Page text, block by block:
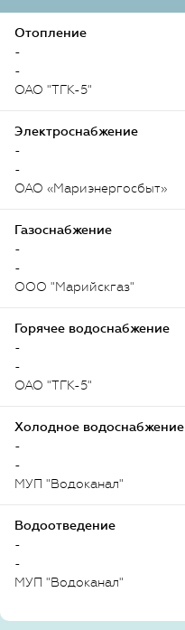
Отопление
-
-
ОАО "ТГК-5"
Электроснабжение
-
-
ОАО «Мариэнергосбыт»
Газоснабжение
-
-
ООО "Марийскгаз"
Горячее водоснабжение
-
-
ОАО "ТГК-5"
Холодное водоснабжение
-
-
МУП "Водоканал"
Водоотведение
-
-
МУП "Водоканал"